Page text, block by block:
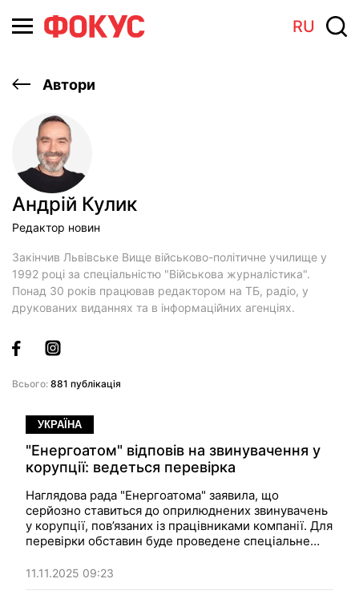
RU
Автори
Андрій Кулик
Редактор новин
Закінчив Львівське Вище військово-політичне училище у
1992 році за спеціальністю "Військова журналістика".
Понад 30 років працював редактором на ТБ, радіо, у
друкованих виданнях та в інформаційних агенціях.
Всього: 881 публікація
УКРАЇНА
"Енергоатом" відповів на звинувачення у
корупції: ведеться перевірка
Наглядова рада "Енергоатома" заявила, що
серйозно ставиться до оприлюднених звинувачень
у корупції, пов’язаних із працівниками компанії. Для
перевірки обставин буде проведене спеціальне
операцій.
11.11.2025 09:23